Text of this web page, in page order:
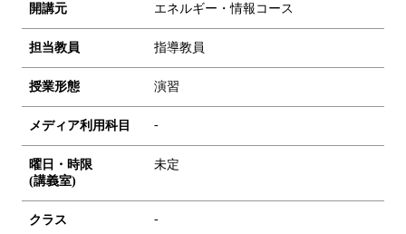
開講元 エネルギー・情報コース
担当教員 指導教員
授業形態 演習
メディア利用科目 -
曜日・時限
(講義室)
未定
クラス -